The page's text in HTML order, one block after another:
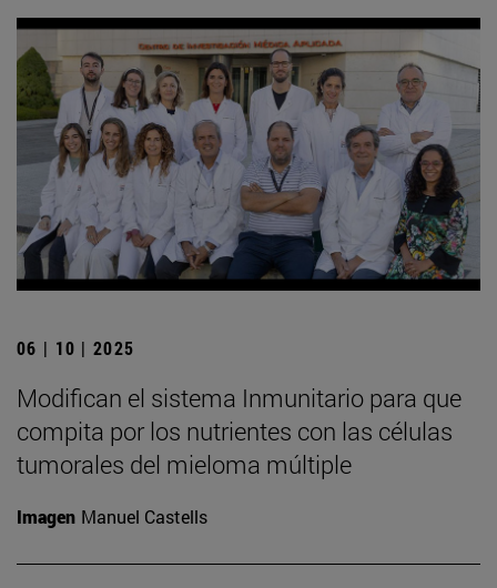
06 | 10 | 2025
Modifican el sistema Inmunitario para que
compita por los nutrientes con las células
tumorales del mieloma múltiple
Imagen Manuel Castells